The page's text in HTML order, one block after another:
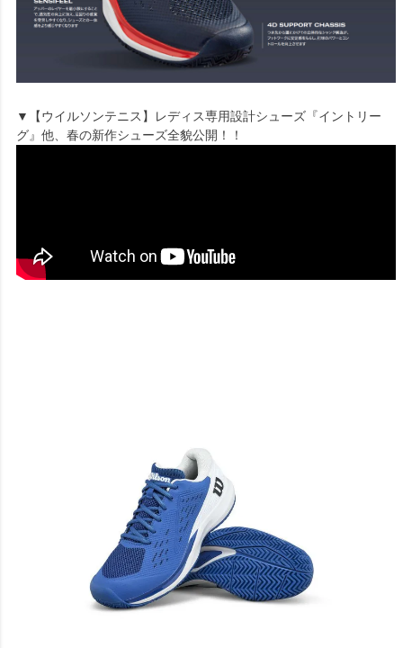
▼【ウイルソンテニス】レディス専用設計シューズ『イントリー
グ』他、春の新作シューズ全貌公開！！